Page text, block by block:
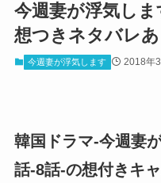
今週妻が浮気し
想つきネタバレあ
今週妻が浮気します 2018年
韓国ドラマ-今週妻
話-8話-の想付きキ